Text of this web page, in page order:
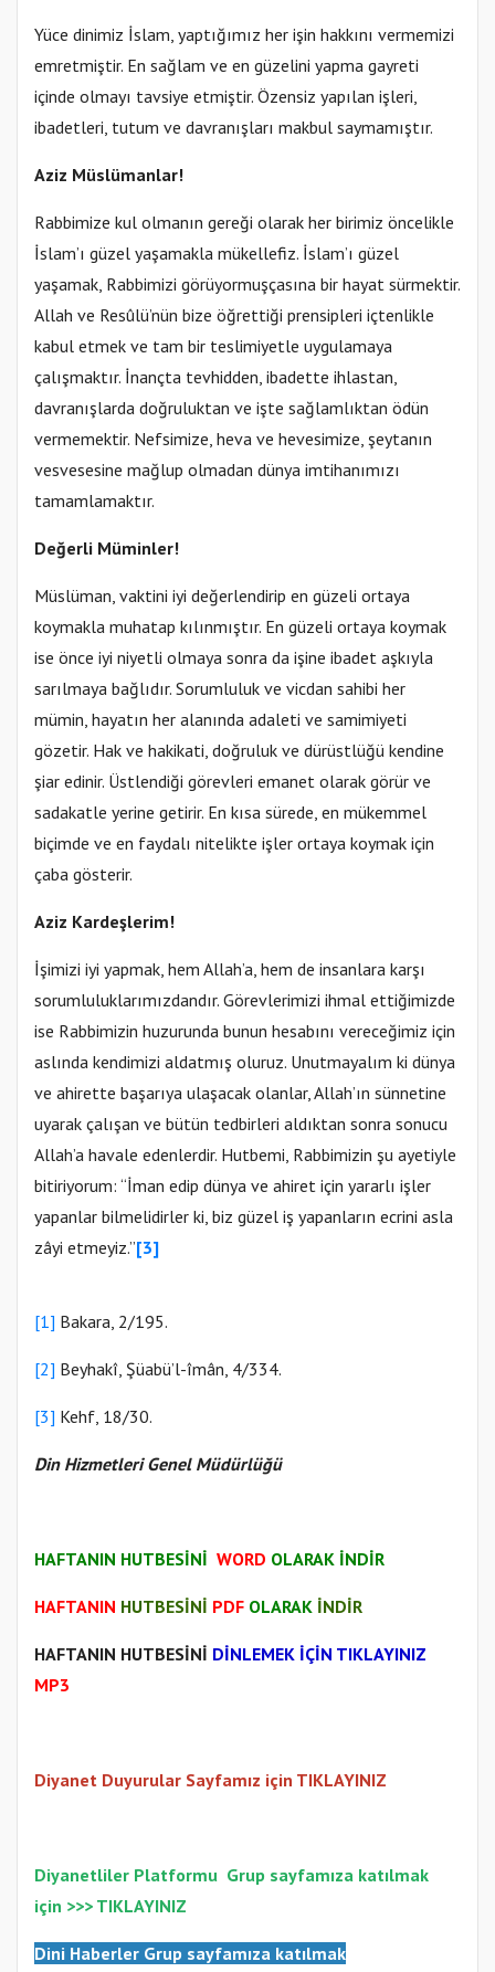
Yüce dinimiz İslam, yaptığımız her işin hakkını vermemizi
emretmiştir. En sağlam ve en güzelini yapma gayreti
içinde olmayı tavsiye etmiştir. Özensiz yapılan işleri,
ibadetleri, tutum ve davranışları makbul saymamıştır.
Aziz Müslümanlar!
Rabbimize kul olmanın gereği olarak her birimiz öncelikle
İslam’ı güzel yaşamakla mükellefiz. İslam’ı güzel
yaşamak, Rabbimizi görüyormuşçasına bir hayat sürmektir.
Allah ve Resûlü’nün bize öğrettiği prensipleri içtenlikle
kabul etmek ve tam bir teslimiyetle uygulamaya
çalışmaktır. İnançta tevhidden, ibadette ihlastan,
davranışlarda doğruluktan ve işte sağlamlıktan ödün
vermemektir. Nefsimize, heva ve hevesimize, şeytanın
vesvesesine mağlup olmadan dünya imtihanımızı
tamamlamaktır.
Değerli Müminler!
Müslüman, vaktini iyi değerlendirip en güzeli ortaya
koymakla muhatap kılınmıştır. En güzeli ortaya koymak
ise önce iyi niyetli olmaya sonra da işine ibadet aşkıyla
sarılmaya bağlıdır. Sorumluluk ve vicdan sahibi her
mümin, hayatın her alanında adaleti ve samimiyeti
gözetir. Hak ve hakikati, doğruluk ve dürüstlüğü kendine
şiar edinir. Üstlendiği görevleri emanet olarak görür ve
sadakatle yerine getirir. En kısa sürede, en mükemmel
biçimde ve en faydalı nitelikte işler ortaya koymak için
çaba gösterir.
Aziz Kardeşlerim!
İşimizi iyi yapmak, hem Allah’a, hem de insanlara karşı
sorumluluklarımızdandır. Görevlerimizi ihmal ettiğimizde
ise Rabbimizin huzurunda bunun hesabını vereceğimiz için
aslında kendimizi aldatmış oluruz. Unutmayalım ki dünya
ve ahirette başarıya ulaşacak olanlar, Allah’ın sünnetine
uyarak çalışan ve bütün tedbirleri aldıktan sonra sonucu
Allah’a havale edenlerdir. Hutbemi, Rabbimizin şu ayetiyle
bitiriyorum: “İman edip dünya ve ahiret için yararlı işler
yapanlar bilmelidirler ki, biz güzel iş yapanların ecrini asla
zâyi etmeyiz.”[3]
[1] Bakara, 2/195.
[2] Beyhakî, Şüabü’l-îmân, 4/334.
[3] Kehf, 18/30.
Din Hizmetleri Genel Müdürlüğü
HAFTANIN HUTBESİNİ WORD OLARAK İNDİR
HAFTANIN HUTBESİNİ PDF OLARAK İNDİR
HAFTANIN HUTBESİNİ DİNLEMEK İÇİN TIKLAYINIZ
MP3
Diyanet Duyurular Sayfamız için TIKLAYINIZ
Diyanetliler Platformu Grup sayfamıza katılmak
için >>> TIKLAYINIZ
Dini Haberler Grup sayfamıza katılmak